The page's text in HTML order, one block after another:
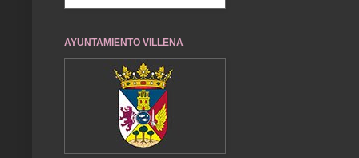
AYUNTAMIENTO VILLENA